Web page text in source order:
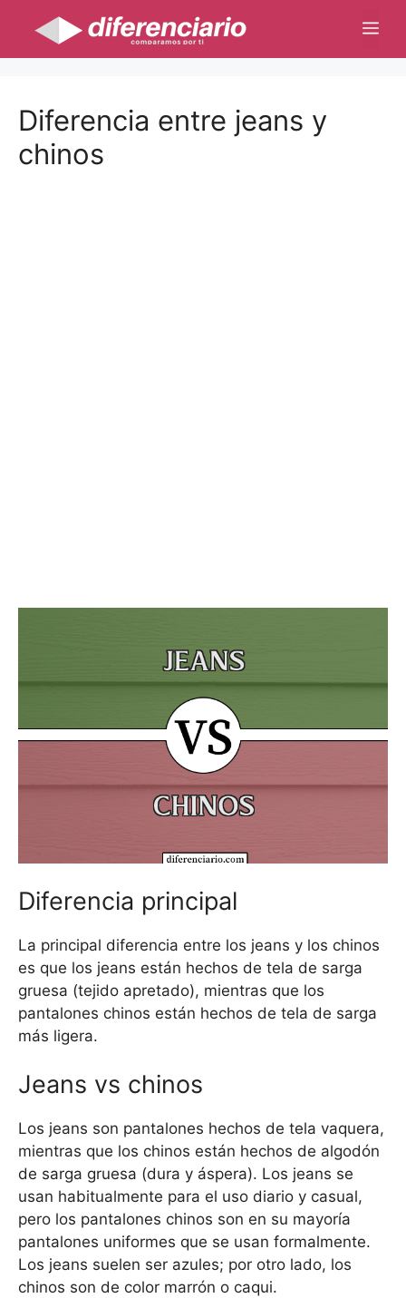
contenido
Diferencia entre jeans y
chinos
Diferencia principal
La principal diferencia entre los jeans y los chinos
es que los jeans están hechos de tela de sarga
gruesa (tejido apretado), mientras que los
pantalones chinos están hechos de tela de sarga
más ligera.
Jeans vs chinos
Los jeans son pantalones hechos de tela vaquera,
mientras que los chinos están hechos de algodón
de sarga gruesa (dura y áspera). Los jeans se
usan habitualmente para el uso diario y casual,
pero los pantalones chinos son en su mayoría
pantalones uniformes que se usan formalmente.
Los jeans suelen ser azules; por otro lado, los
chinos son de color marrón o caqui.